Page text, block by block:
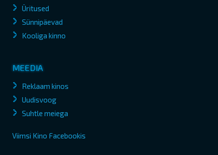
Üritused
Sünnipäevad
Kooliga kinno
MEEDIA
Reklaam kinos
Uudisvoog
Suhtle meiega
Viimsi Kino Facebookis